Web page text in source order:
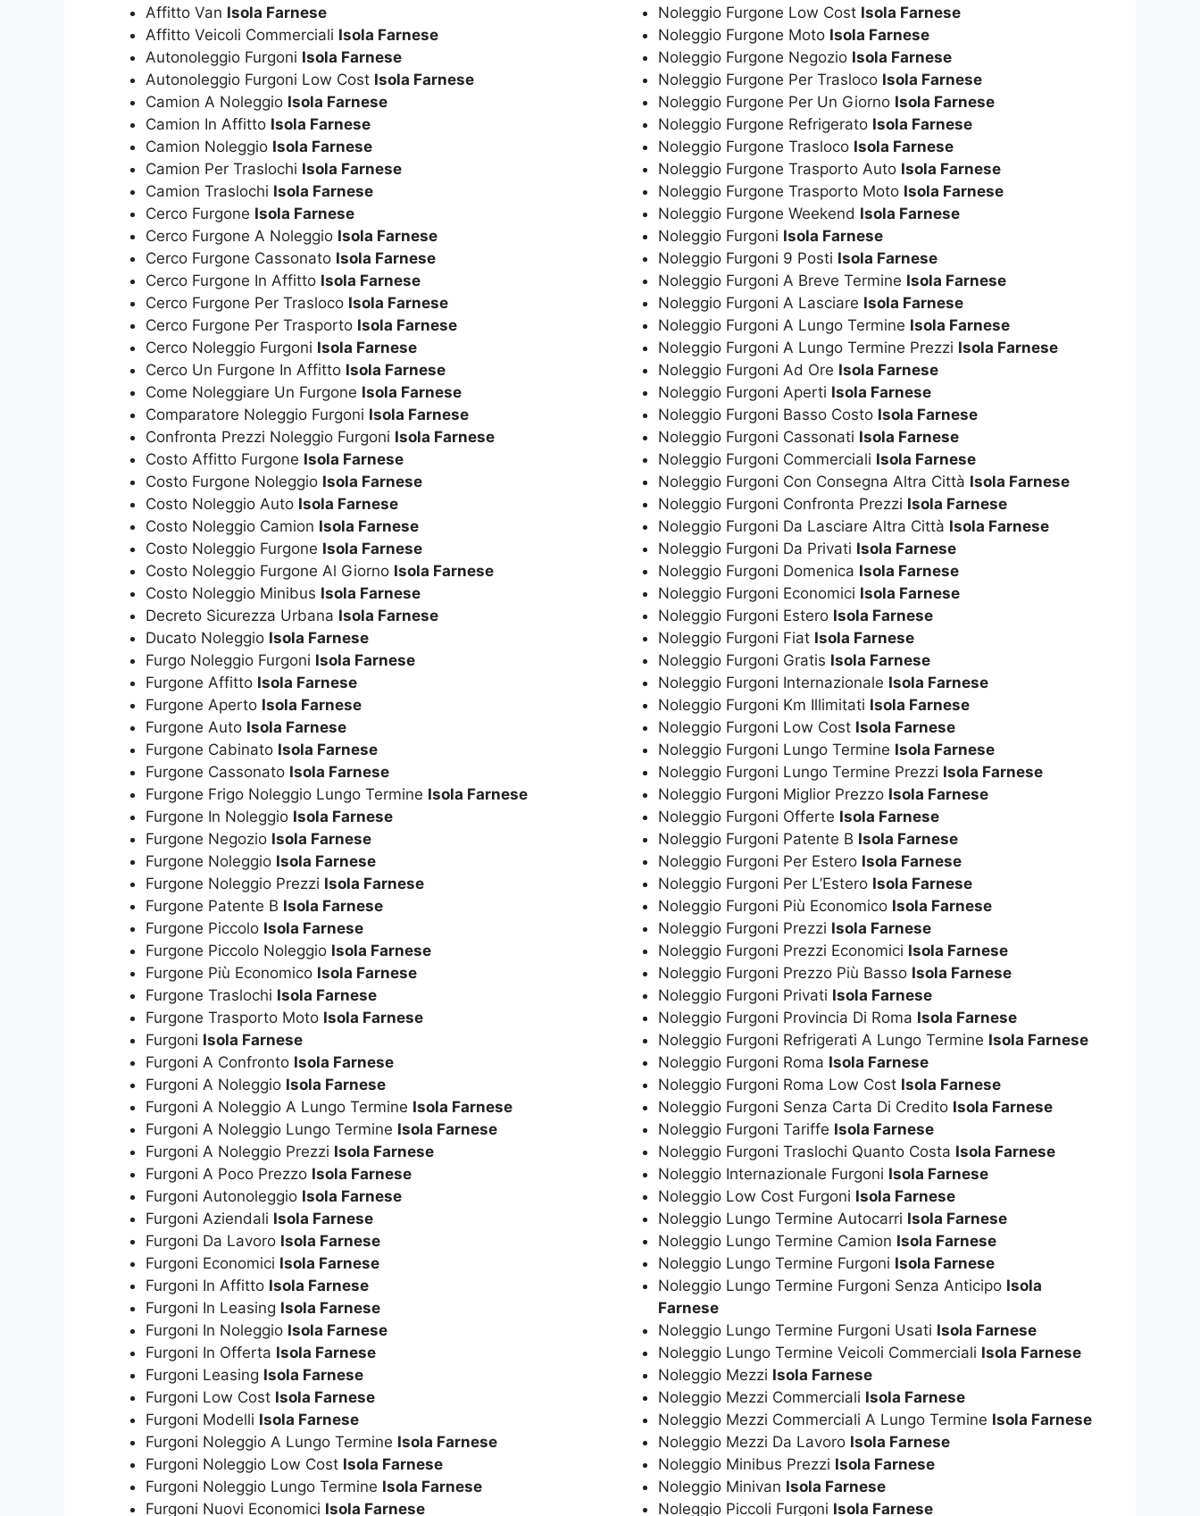
Affitto Van Isola Farnese
Affitto Veicoli Commerciali Isola Farnese
Autonoleggio Furgoni Isola Farnese
Autonoleggio Furgoni Low Cost Isola Farnese
Camion A Noleggio Isola Farnese
Camion In Affitto Isola Farnese
Camion Noleggio Isola Farnese
Camion Per Traslochi Isola Farnese
Camion Traslochi Isola Farnese
Cerco Furgone Isola Farnese
Cerco Furgone A Noleggio Isola Farnese
Cerco Furgone Cassonato Isola Farnese
Cerco Furgone In Affitto Isola Farnese
Cerco Furgone Per Trasloco Isola Farnese
Cerco Furgone Per Trasporto Isola Farnese
Cerco Noleggio Furgoni Isola Farnese
Cerco Un Furgone In Affitto Isola Farnese
Come Noleggiare Un Furgone Isola Farnese
Comparatore Noleggio Furgoni Isola Farnese
Confronta Prezzi Noleggio Furgoni Isola Farnese
Costo Affitto Furgone Isola Farnese
Costo Furgone Noleggio Isola Farnese
Costo Noleggio Auto Isola Farnese
Costo Noleggio Camion Isola Farnese
Costo Noleggio Furgone Isola Farnese
Costo Noleggio Furgone Al Giorno Isola Farnese
Costo Noleggio Minibus Isola Farnese
Decreto Sicurezza Urbana Isola Farnese
Ducato Noleggio Isola Farnese
Furgo Noleggio Furgoni Isola Farnese
Furgone Affitto Isola Farnese
Furgone Aperto Isola Farnese
Furgone Auto Isola Farnese
Furgone Cabinato Isola Farnese
Furgone Cassonato Isola Farnese
Furgone Frigo Noleggio Lungo Termine Isola Farnese
Furgone In Noleggio Isola Farnese
Furgone Negozio Isola Farnese
Furgone Noleggio Isola Farnese
Furgone Noleggio Prezzi Isola Farnese
Furgone Patente B Isola Farnese
Furgone Piccolo Isola Farnese
Furgone Piccolo Noleggio Isola Farnese
Furgone Più Economico Isola Farnese
Furgone Traslochi Isola Farnese
Furgone Trasporto Moto Isola Farnese
Furgoni Isola Farnese
Furgoni A Confronto Isola Farnese
Furgoni A Noleggio Isola Farnese
Furgoni A Noleggio A Lungo Termine Isola Farnese
Furgoni A Noleggio Lungo Termine Isola Farnese
Furgoni A Noleggio Prezzi Isola Farnese
Furgoni A Poco Prezzo Isola Farnese
Furgoni Autonoleggio Isola Farnese
Furgoni Aziendali Isola Farnese
Furgoni Da Lavoro Isola Farnese
Furgoni Economici Isola Farnese
Furgoni In Affitto Isola Farnese
Furgoni In Leasing Isola Farnese
Furgoni In Noleggio Isola Farnese
Furgoni In Offerta Isola Farnese
Furgoni Leasing Isola Farnese
Furgoni Low Cost Isola Farnese
Furgoni Modelli Isola Farnese
Furgoni Noleggio A Lungo Termine Isola Farnese
Furgoni Noleggio Low Cost Isola Farnese
Furgoni Noleggio Lungo Termine Isola Farnese
Furgoni Nuovi Economici Isola Farnese
Noleggio Furgone Low Cost Isola Farnese
Noleggio Furgone Moto Isola Farnese
Noleggio Furgone Negozio Isola Farnese
Noleggio Furgone Per Trasloco Isola Farnese
Noleggio Furgone Per Un Giorno Isola Farnese
Noleggio Furgone Refrigerato Isola Farnese
Noleggio Furgone Trasloco Isola Farnese
Noleggio Furgone Trasporto Auto Isola Farnese
Noleggio Furgone Trasporto Moto Isola Farnese
Noleggio Furgone Weekend Isola Farnese
Noleggio Furgoni Isola Farnese
Noleggio Furgoni 9 Posti Isola Farnese
Noleggio Furgoni A Breve Termine Isola Farnese
Noleggio Furgoni A Lasciare Isola Farnese
Noleggio Furgoni A Lungo Termine Isola Farnese
Noleggio Furgoni A Lungo Termine Prezzi Isola Farnese
Noleggio Furgoni Ad Ore Isola Farnese
Noleggio Furgoni Aperti Isola Farnese
Noleggio Furgoni Basso Costo Isola Farnese
Noleggio Furgoni Cassonati Isola Farnese
Noleggio Furgoni Commerciali Isola Farnese
Noleggio Furgoni Con Consegna Altra Città Isola Farnese
Noleggio Furgoni Confronta Prezzi Isola Farnese
Noleggio Furgoni Da Lasciare Altra Città Isola Farnese
Noleggio Furgoni Da Privati Isola Farnese
Noleggio Furgoni Domenica Isola Farnese
Noleggio Furgoni Economici Isola Farnese
Noleggio Furgoni Estero Isola Farnese
Noleggio Furgoni Fiat Isola Farnese
Noleggio Furgoni Gratis Isola Farnese
Noleggio Furgoni Internazionale Isola Farnese
Noleggio Furgoni Km Illimitati Isola Farnese
Noleggio Furgoni Low Cost Isola Farnese
Noleggio Furgoni Lungo Termine Isola Farnese
Noleggio Furgoni Lungo Termine Prezzi Isola Farnese
Noleggio Furgoni Miglior Prezzo Isola Farnese
Noleggio Furgoni Offerte Isola Farnese
Noleggio Furgoni Patente B Isola Farnese
Noleggio Furgoni Per Estero Isola Farnese
Noleggio Furgoni Per L’Estero Isola Farnese
Noleggio Furgoni Più Economico Isola Farnese
Noleggio Furgoni Prezzi Isola Farnese
Noleggio Furgoni Prezzi Economici Isola Farnese
Noleggio Furgoni Prezzo Più Basso Isola Farnese
Noleggio Furgoni Privati Isola Farnese
Noleggio Furgoni Provincia Di Roma Isola Farnese
Noleggio Furgoni Refrigerati A Lungo Termine Isola Farnese
Noleggio Furgoni Roma Isola Farnese
Noleggio Furgoni Roma Low Cost Isola Farnese
Noleggio Furgoni Senza Carta Di Credito Isola Farnese
Noleggio Furgoni Tariffe Isola Farnese
Noleggio Furgoni Traslochi Quanto Costa Isola Farnese
Noleggio Internazionale Furgoni Isola Farnese
Noleggio Low Cost Furgoni Isola Farnese
Noleggio Lungo Termine Autocarri Isola Farnese
Noleggio Lungo Termine Camion Isola Farnese
Noleggio Lungo Termine Furgoni Isola Farnese
Noleggio Lungo Termine Furgoni Senza Anticipo Isola
Farnese
Noleggio Lungo Termine Furgoni Usati Isola Farnese
Noleggio Lungo Termine Veicoli Commerciali Isola Farnese
Noleggio Mezzi Isola Farnese
Noleggio Mezzi Commerciali Isola Farnese
Noleggio Mezzi Commerciali A Lungo Termine Isola Farnese
Noleggio Mezzi Da Lavoro Isola Farnese
Noleggio Minibus Prezzi Isola Farnese
Noleggio Minivan Isola Farnese
Noleggio Piccoli Furgoni Isola Farnese